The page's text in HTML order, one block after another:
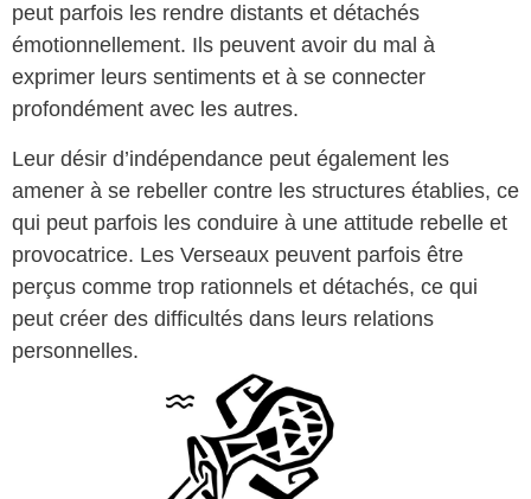
peut parfois les rendre distants et détachés
émotionnellement. Ils peuvent avoir du mal à
exprimer leurs sentiments et à se connecter
profondément avec les autres.
Leur désir d’indépendance peut également les
amener à se rebeller contre les structures établies, ce
qui peut parfois les conduire à une attitude rebelle et
provocatrice. Les Verseaux peuvent parfois être
perçus comme trop rationnels et détachés, ce qui
peut créer des difficultés dans leurs relations
personnelles.